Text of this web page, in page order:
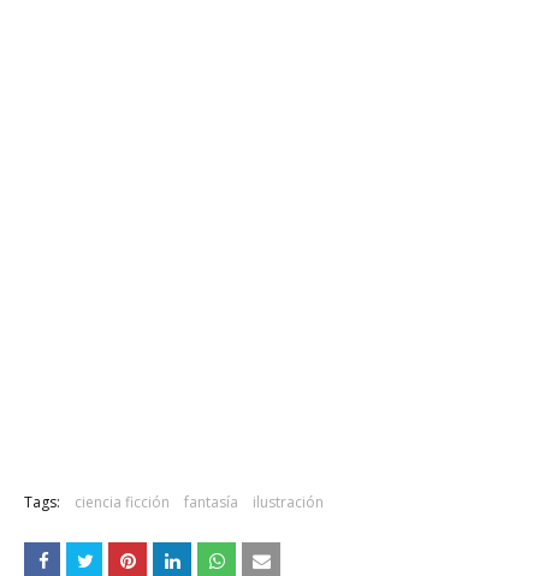
Tags: ciencia ficción fantasía ilustración